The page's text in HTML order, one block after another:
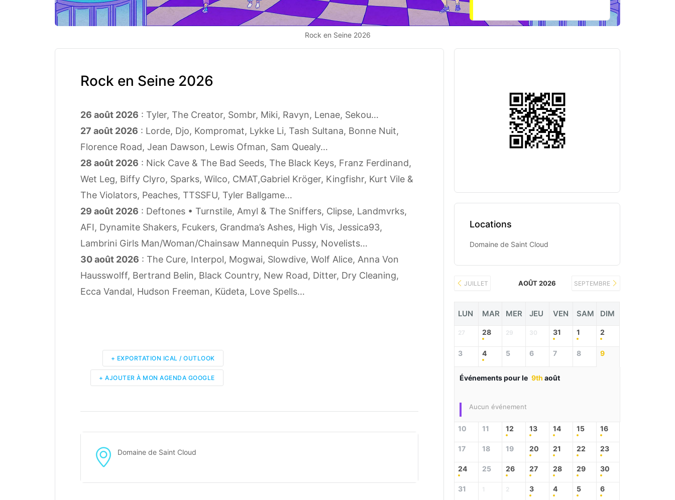
Rock en Seine 2026
Rock en Seine 2026
26 août 2026 : Tyler, The Creator, Sombr, Miki, Ravyn, Lenae, Sekou…
27 août 2026 : Lorde, Djo, Kompromat, Lykke Li, Tash Sultana, Bonne Nuit,
Florence Road, Jean Dawson, Lewis Ofman, Sam Quealy…
28 août 2026 : Nick Cave & The Bad Seeds, The Black Keys, Franz Ferdinand,
Wet Leg, Biffy Clyro, Sparks, Wilco, CMAT,Gabriel Kröger, Kingfishr, Kurt Vile &
The Violators, Peaches, TTSSFU, Tyler Ballgame…
29 août 2026 : Deftones • Turnstile, Amyl & The Sniffers, Clipse, Landmvrks,
AFI, Dynamite Shakers, Fcukers, Grandma’s Ashes, High Vis, Jessica93,
Lambrini Girls Man/Woman/Chainsaw Mannequin Pussy, Novelists…
30 août 2026 : The Cure, Interpol, Mogwai, Slowdive, Wolf Alice, Anna Von
Hausswolff, Bertrand Belin, Black Country, New Road, Ditter, Dry Cleaning,
Ecca Vandal, Hudson Freeman, Küdeta, Love Spells…
+ AJOUTER À MON AGENDA GOOGLE
+ EXPORTATION ICAL / OUTLOOK
Domaine de Saint Cloud
Locations
Domaine de Saint Cloud
JUILLET AOÛT 2026 SEPTEMBRE
LUN MAR MER JEU VEN SAM DIM
27 28 29 30 31 1 2
3 4 5 6 7 8 9
Événements pour le 9th août
Aucun événement
10 11 12 13 14 15 16
17 18 19 20 21 22 23
24 25 26 27 28 29 30
31 1 2 3 4 5 6